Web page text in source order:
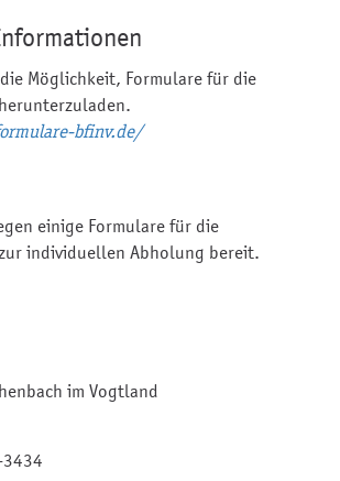
Möglichkeit, Formulare für die
bfinv.de/
einige Formulare für die
individuellen Abholung bereit.
im Vogtland